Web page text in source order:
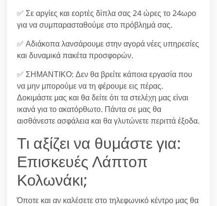
✅ Σε αργίες και εορτές δίπλα σας 24 ώρες το 24ωρο
για να συμπαρασταθούμε στο πρόβλημά σας.
✅ Αδιάκοπα λανσάρουμε στην αγορά νέες υπηρεσίες
και δυναμικά πακέτα προσφορών.
✅ ΣΗΜΑΝΤΙΚΟ: Δεν θα βρείτε κάποια εργασία που
να μην μπορούμε να τη φέρουμε εις πέρας.
Δοκιμάστε μας και θα δείτε ότι τα στελέχη μας είναι
ικανά για το ακατόρθωτο. Πάντα σε μας θα
αισθάνεστε ασφάλεια και θα γλυτώνετε περιττά έξοδα.
Τι αξίζει να θυμάστε για:
Επισκευές Λάπτοπ
Κολωνάκι;
Όποτε και αν καλέσετε στο τηλεφωνικό κέντρο μας θα